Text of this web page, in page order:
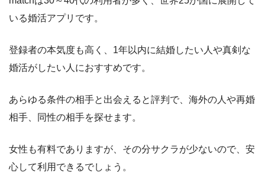
いる婚活アプリです。
登録者の本気度も高く、1年以内に結婚したい人や真剣な
婚活がしたい人におすすめです。
あらゆる条件の相手と出会えると評判で、海外の人や再婚
相手、同性の相手を探せます。
女性も有料でありますが、その分サクラが少ないので、安
心して利用できるでしょう。